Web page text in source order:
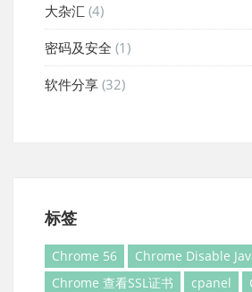
大杂汇 (4)
密码及安全 (1)
软件分享 (32)
标签
Chrome 56
Chrome Disable
Chrome 查看SSL证书
cpanel